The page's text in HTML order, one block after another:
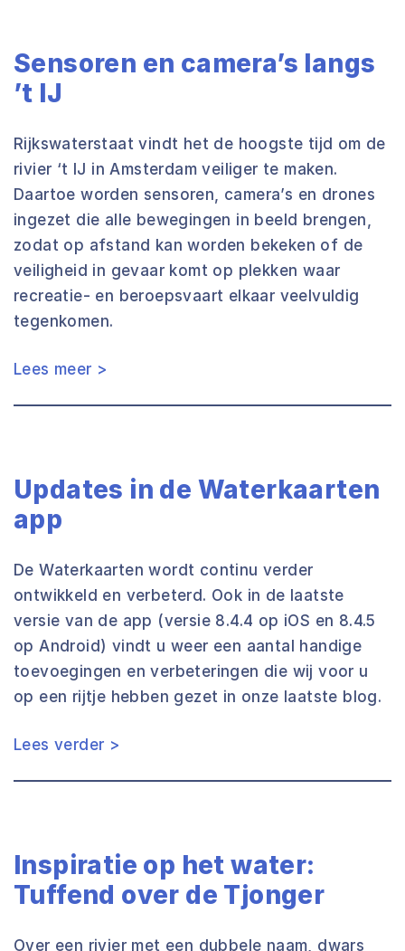
Sensoren en camera’s langs
’t IJ
Rijkswaterstaat vindt het de hoogste tijd om de
rivier ‘t IJ in Amsterdam veiliger te maken.
Daartoe worden sensoren, camera’s en drones
ingezet die alle bewegingen in beeld brengen,
zodat op afstand kan worden bekeken of de
veiligheid in gevaar komt op plekken waar
recreatie- en beroepsvaart elkaar veelvuldig
tegenkomen.
Lees meer >
Updates in de Waterkaarten
app
De Waterkaarten wordt continu verder
ontwikkeld en verbeterd. Ook in de laatste
versie van de app (versie 8.4.4 op iOS en 8.4.5
op Android) vindt u weer een aantal handige
toevoegingen en verbeteringen die wij voor u
op een rijtje hebben gezet in onze laatste blog.
Lees verder >
Inspiratie op het water:
Tuffend over de Tjonger
Over een rivier met een dubbele naam, dwars